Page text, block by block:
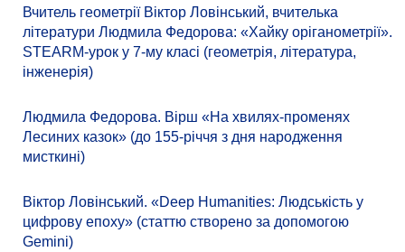
Вчитель геометрії Віктор Ловінський, вчителька
літератури Людмила Федорова: «Хайку оріганометрії».
STEARM-урок у 7-му класі (геометрія, література,
інженерія)
Людмила Федорова. Вірш «На хвилях-променях
Лесиних казок» (до 155-річчя з дня народження
мисткині)
Віктор Ловінський. «Deep Humanities: Людськість у
цифрову епоху» (статтю створено за допомогою
Gemini)